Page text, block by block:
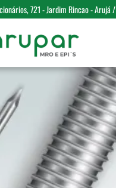
721 - Jardim Rincao - Arujá